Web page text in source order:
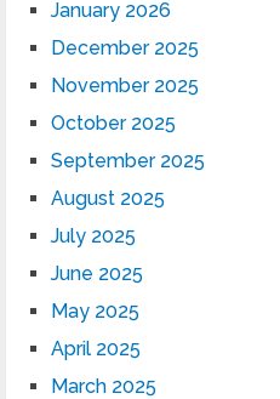
January 2026
December 2025
November 2025
October 2025
September 2025
August 2025
July 2025
June 2025
May 2025
April 2025
March 2025